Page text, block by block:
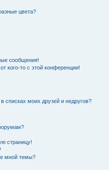
цвета?
сообщения!
кого-то с этой конференции!
списках моих друзей и недругов?
страницу!
мной темы?